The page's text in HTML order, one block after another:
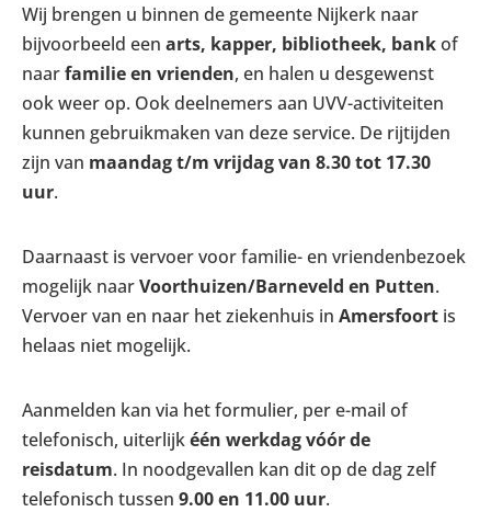
Wij brengen u binnen de gemeente Nijkerk naar
bijvoorbeeld een arts, kapper, bibliotheek, bankof
naarfamilie en vrienden, en halen u desgewenst
ook weer op. Ook deelnemers aan UVV-activiteiten
kunnen gebruikmaken van deze service. De rijtijden
zijn van maandag t/m vrijdag van 8.30 tot 17.30
uur.
Daarnaast is vervoer voor familie- en vriendenbezoek
mogelijk naarVoorthuizen/Barneveld en Putten.
Vervoer van en naar het ziekenhuis in Amersfoort is
helaas niet mogelijk.
Aanmelden kan via het formulier, per e-mail of
telefonisch, uiterlijkéén werkdag vóór de
reisdatum. In noodgevallen kan dit op de dag zelf
telefonisch tussen 9.00 en 11.00 uur.